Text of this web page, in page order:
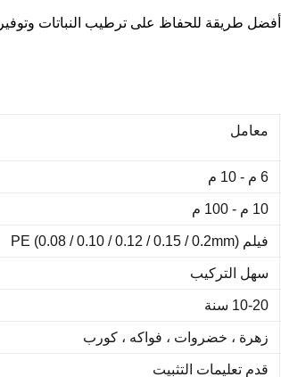
أفضل طريقة للحفاظ على ترطيب النباتات
معامل
6 م - 10 م
10 م - 100 م
فيلم PE (0.08 / 0.10 / 0.12 / 0.15 / 0.2mm)
سهل التركيب
10-20 سنة
زهرة ، خضروات ، فواكه ، كورب
قدم تعليمات التثبيت